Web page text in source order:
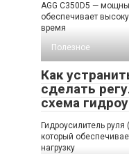
AGG C350D5 —
обеспечивает
время
Полезное
Как
сделать
схема
Гидроусилитель
который
нагрузку